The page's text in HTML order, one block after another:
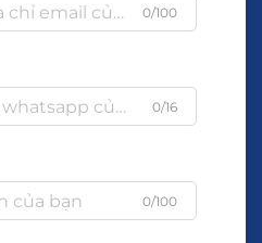
0/100
0/16
0/100